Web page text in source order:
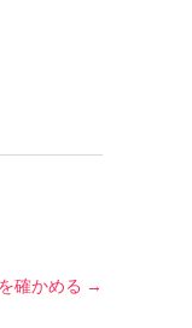
確かめる →